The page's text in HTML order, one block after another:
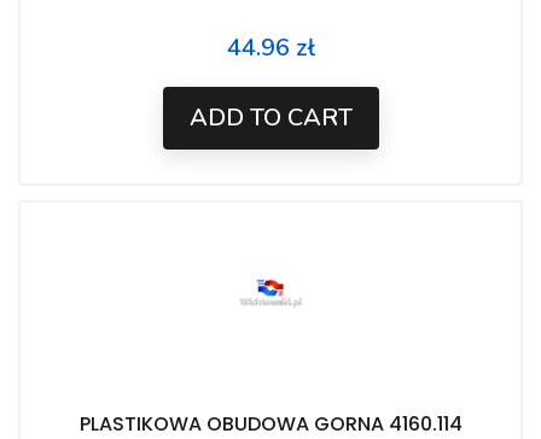
Price
44.96 zł
ADD TO CART
PLASTIKOWA OBUDOWA GORNA 4160.114